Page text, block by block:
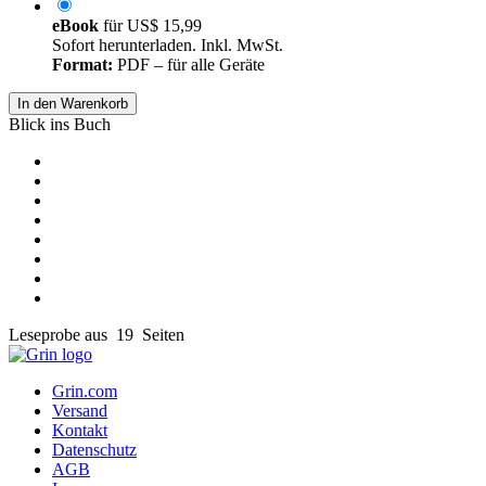
eBook fürUS$ 15,99
Sofort herunterladen. Inkl. MwSt.
Format: PDF – für alle Geräte
In den Warenkorb
Blick ins Buch
Leseprobe aus 19 Seiten
Grin.com
Versand
Kontakt
Datenschutz
AGB